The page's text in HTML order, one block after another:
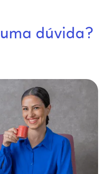
dúvida?